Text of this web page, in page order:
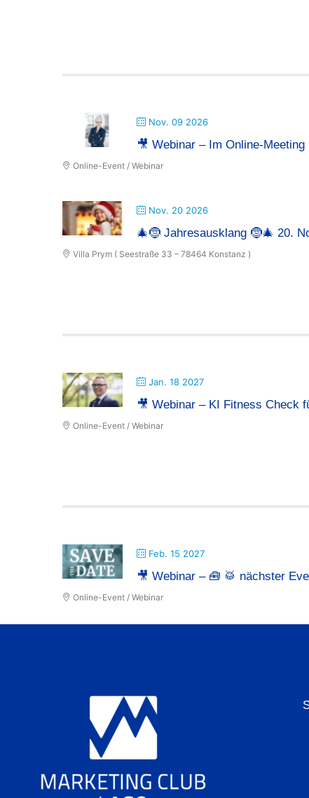
Nov. 09 2026
🎥 Webinar – Im Online-
Online-Event / Webinar
Nov. 20 2026
🎄🤶 Jahresausklang 🤶🎄 20.
Villa Prym ( Seestraße 33 – 78464 Konstanz )
Jan. 18 2027
🎥 Webinar – KI Fitness Check
Online-Event / Webinar
Feb. 15 2027
🎥 Webinar – 🧰 🥁 nächster
Online-Event / Webinar